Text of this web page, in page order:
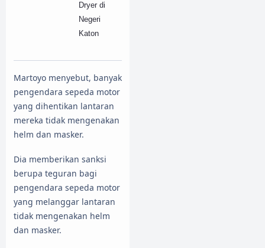
Dryer di
Negeri
Katon
Martoyo menyebut, banyak
pengendara sepeda motor
yang dihentikan lantaran
mereka tidak mengenakan
helm dan masker.
Dia memberikan sanksi
berupa teguran bagi
pengendara sepeda motor
yang melanggar lantaran
tidak mengenakan helm
dan masker.